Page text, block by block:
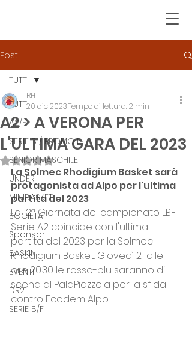
Post
TUTTI
A2/F
SERIE B / PROMO F
SENIOR MASCHILE
UNDER
MINIBASKET
SOCIETA'
Sponsor
BASKIN
EVENTI
DR2
SERIE B/F
TUTTI
A2 > A VERONA PER
L'ULTIMA GARA DEL 2023
RH
20 dic 2023Tempo di lettura: 2 min
Valutazione NaN stelle su 5.
La Solmec Rhodigium Basket sarà
protagonista ad Alpo per l'ultima
partita del 2023
La 12ª Giornata del campionato LBF
Serie A2 coincide con l'ultima
partita del 2023 per la Solmec
Rhodigium Basket. Giovedì 21 alle
ore 20:30 le rosso-blu saranno di
scena al PalaPiazzola per la sfida
contro Ecodem Alpo.